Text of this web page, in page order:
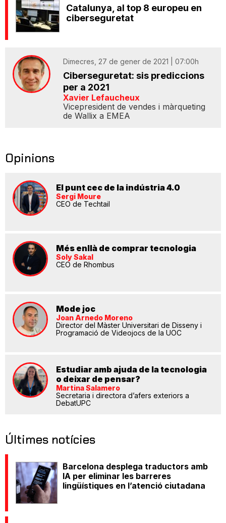
Catalunya, al top 8 europeu en
ciberseguretat
Dimecres, 27 de gener de 2021 | 07:00h
Ciberseguretat: sis prediccions
per a 2021
Xavier Lefaucheux
Vicepresident de vendes i màrqueting
de Wallix a EMEA
Opinions
El punt cec de la indústria 4.0
Sergi Moure
CEO de Techtail
Més enllà de comprar tecnologia
Soly Sakal
CEO de Rhombus
Mode joc
Joan Arnedo Moreno
Director del Màster Universitari de Disseny i
Programació de Videojocs de la UOC
Estudiar amb ajuda de la tecnologia
o deixar de pensar?
Martina Salamero
Secretaria i directora d’afers exteriors a
DebatUPC
Últimes notícies
Barcelona desplega traductors amb
IA per eliminar les barreres
lingüístiques en l’atenció ciutadana